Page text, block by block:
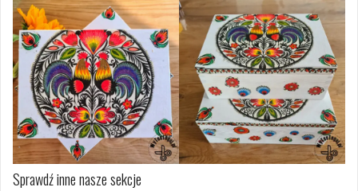
Sprawdź inne nasze sekcje